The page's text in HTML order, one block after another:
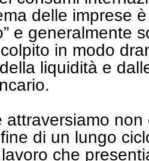
delle imprese
e generalmente
in modo
liquidità e
attraversiamo
di un lungo
che